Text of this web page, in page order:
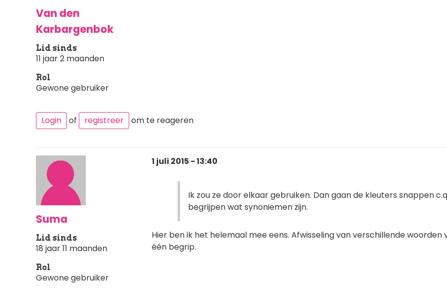
Van den
Karbargenbok
Lid sinds
11 jaar 2 maanden
Rol
Gewone gebruiker
Login of registreer om te reageren
Suma
Lid sinds
18 jaar 11 maanden
Rol
Gewone gebruiker
1 juli 2015 - 13:40
Ik zou ze door elkaar gebruiken. Dan gaan de kleuters snappen
begrijpen wat synoniemen zijn.
Hier ben ik het helemaal mee eens. Afwisseling van verschillende woorden
één begrip.